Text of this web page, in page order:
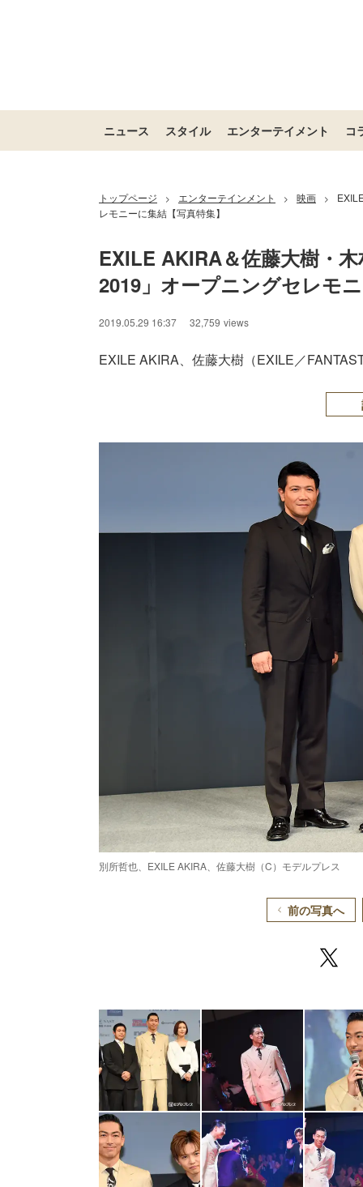
ニュース スタイル エンターテイメント コ
トップページ > エンターテインメント > 映画 >
レモニーに集結【写真特集】
EXILE AKIRA＆佐藤大樹・
2019」オープニングセレモ
2019.05.29 16:37 32,759 views
EXILE AKIRA、佐藤大樹（EXILE／
別所哲也、EXILE AKIRA、佐藤大樹（C）モデルプレス
前の写真へ